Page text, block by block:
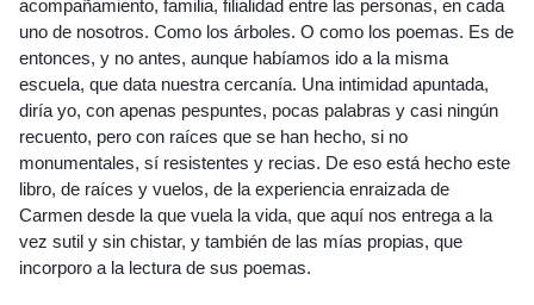
acompañamiento, familia, filialidad entre las personas, en cada
uno de nosotros. Como los árboles. O como los poemas. Es de
entonces, y no antes, aunque habíamos ido a la misma
escuela, que data nuestra cercanía. Una intimidad apuntada,
diría yo, con apenas pespuntes, pocas palabras y casi ningún
recuento, pero con raíces que se han hecho, si no
monumentales, sí resistentes y recias. De eso está hecho este
libro, de raíces y vuelos, de la experiencia enraizada de
Carmen desde la que vuela la vida, que aquí nos entrega a la
vez sutil y sin chistar, y también de las mías propias, que
incorporo a la lectura de sus poemas.